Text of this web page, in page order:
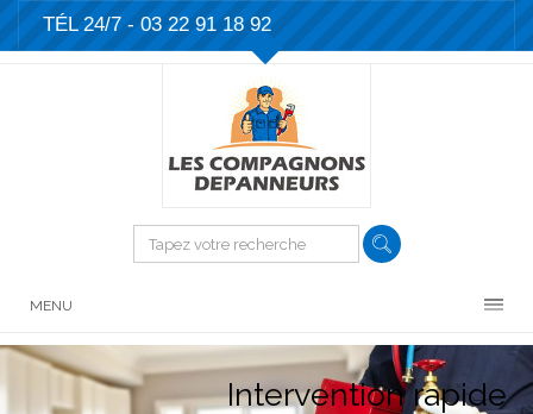
TÉL 24/7 - 03 22 91 18 92
MENU
Intervention rapide